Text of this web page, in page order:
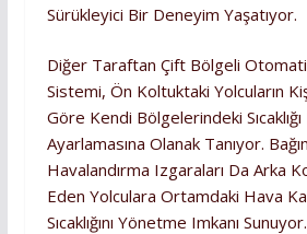
Sürükleyici Bir Deneyim Yaşatıyor.
Diğer Taraftan Çift Bölgeli
Sistemi, Ön Koltuktaki Yolcuların
Göre Kendi Bölgelerindeki Sıcaklığı
Ayarlamasına Olanak Tanıyor.
Havalandırma Izgaraları Da Arka
Eden Yolculara Ortamdaki Hava
Sıcaklığını Yönetme Imkanı